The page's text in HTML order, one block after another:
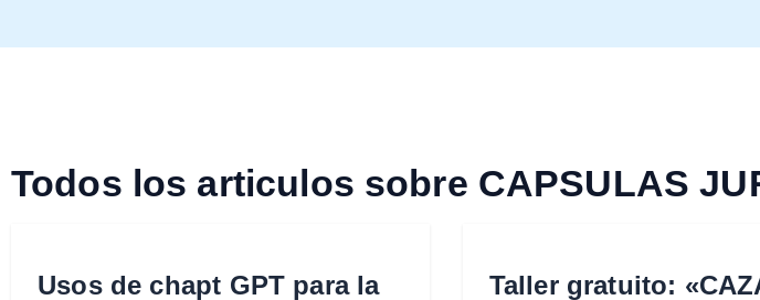
Todos los articulos sobre CAPSULAS
Usos de chapt GPT para la
Taller gratuito: